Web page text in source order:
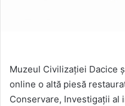
Muzeul Civilizaţiei Dacice
online o altă piesă
Conservare, Investigaţii al